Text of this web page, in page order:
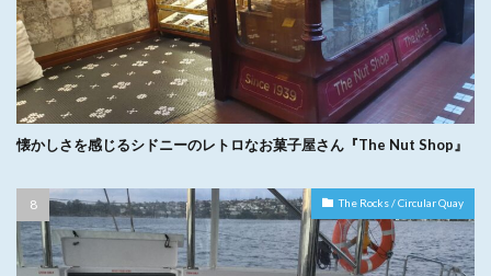
懐かしさを感じるシドニーのレトロなお菓子屋さん『The Nut Shop』
The Rocks / Circular Quay